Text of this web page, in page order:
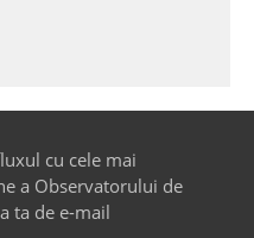
cu cele mai
a Observatorului de
ta de e-mail